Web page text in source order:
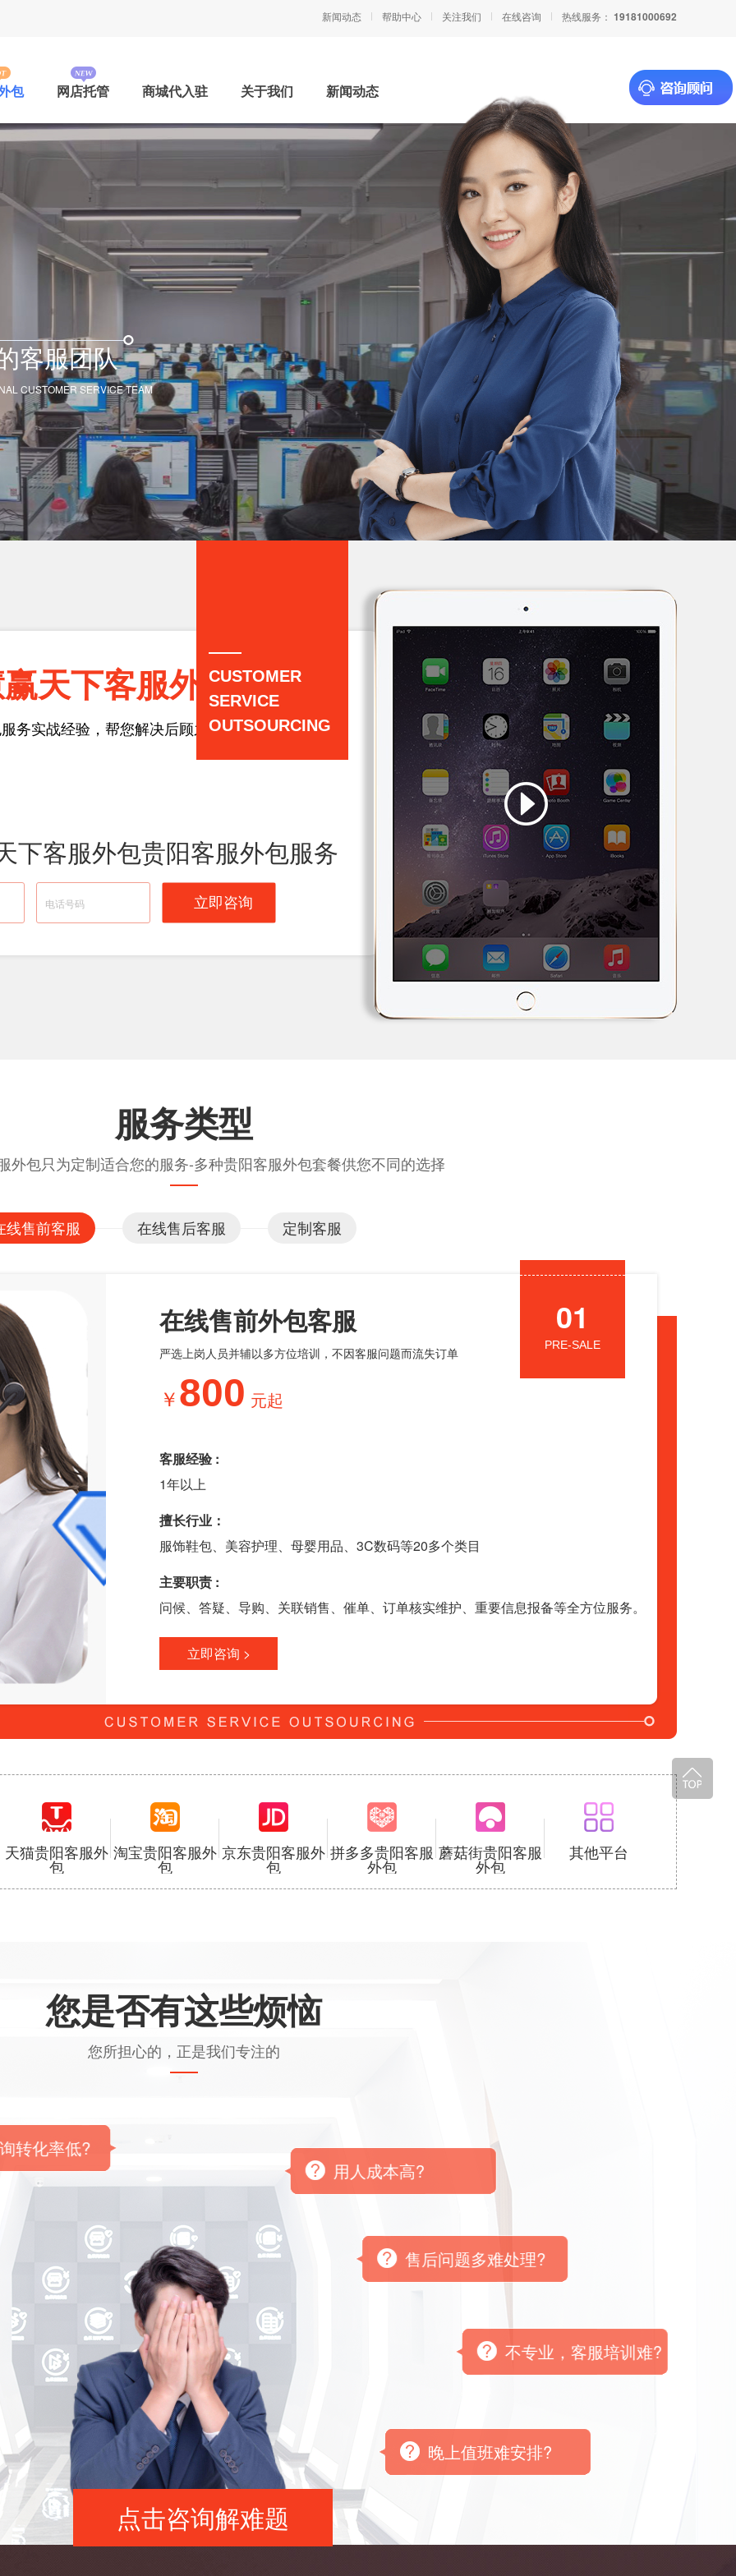
新闻动态 帮助中心 关注我们 在线咨询 热线服务： 19181000692
包 网店托管 商城代入驻 关于我们 新闻动态
客服团队
CUSTOMER SERVICE TEAM
——
CUSTOMER
SERVICE
OUTSOURCING
天下客服外包
务实战经验，帮您解决后顾之忧。
下客服外包贵阳客服外包服务
服务类型
外包只为定制适合您的服务-多种贵阳客服外包套餐供您不同的选择
线售前客服 在线售后客服 定制客服
在线售前外包客服
严选上岗人员并辅以多方位培训，不因客服问题而流失订单
800 元起
客服经验 :
1年以上
擅长行业：
服饰鞋包、美容护理、母婴用品、3C数码等20多个类目
主要职责 :
问候、答疑、导购、关联销售、催单、订单核实维护、重要信息报备等全方位服务。
立即咨询 >
01
PRE-SALE
天猫贵阳客服外
包
淘宝贵阳客服外
包
京东贵阳客服外
包
拼多多贵阳客服
外包
蘑菇街贵阳客服
外包
其他平台
您是否有这些烦恼
您所担心的，正是我们专注的
转化率低?
用人成本高?
售后问题多难处理?
不专业，客服培训难?
晚上值班难安排?
点击咨询解难题